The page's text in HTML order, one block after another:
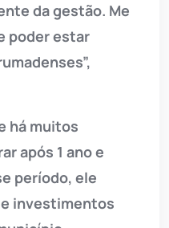
da gestão. Me
poder estar
há muitos
após 1 ano e
período, ele
investimentos